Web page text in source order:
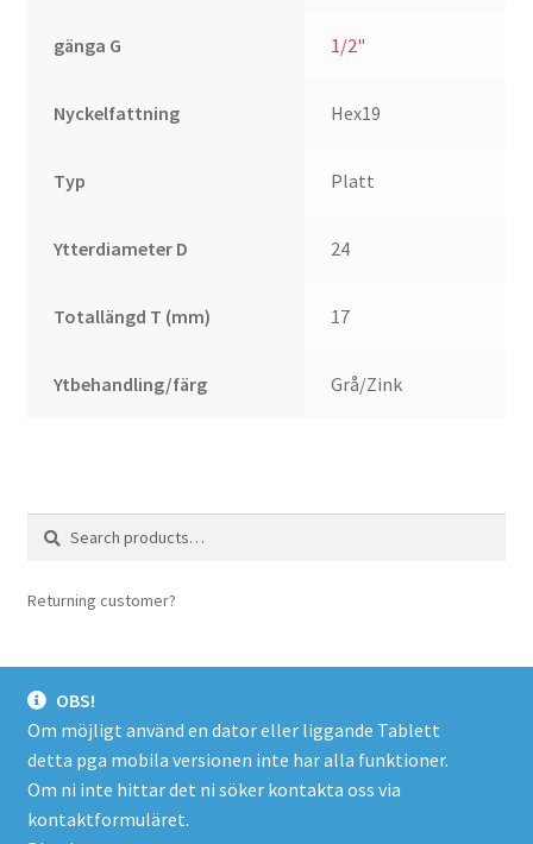
gänga G 1/2"
Nyckelfattning Hex19
Typ Platt
Ytterdiameter D 24
Totallängd T (mm) 17
Ytbehandling/färg Grå/Zink
Search
Search
Returning customer?
© Spacer.se 2026
Företagsinfo/Köpevillkor/Integritetspolicy
Byggt med
WooCommerce.
OBS!
Om möjligt använd en dator eller liggande Tablett
detta pga mobila versionen inte har alla funktioner.
Om ni inte hittar det ni söker kontakta oss via
kontaktformuläret.